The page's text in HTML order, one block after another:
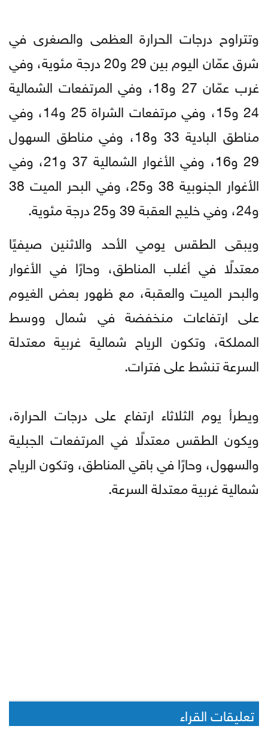
وتتراوح درجات الحرارة العظمى والصغرى في
شرق عمّان اليوم بين 29 و20 درجة مئوية، وفي
غرب عمّان 27 و18، وفي المرتفعات الشمالية
24 و15، وفي مرتفعات الشراة 25 و14، وفي
مناطق البادية 33 و18، وفي مناطق السهول
29 و16، وفي الأغوار الشمالية 37 و21، وفي
الأغوار الجنوبية 38 و25، وفي البحر الميت 38
و24، وفي خليج العقبة 39 و25 درجة مئوية.
ويبقى الطقس يومي الأحد والاثنين صيفيًا
معتدلًا في أغلب المناطق، وحارًا في الأغوار
والبحر الميت والعقبة، مع ظهور بعض الغيوم
على ارتفاعات منخفضة في شمال ووسط
المملكة، وتكون الرياح شمالية غربية معتدلة
السرعة تنشط على فترات.
ويطرأ يوم الثلاثاء ارتفاع على درجات الحرارة،
ويكون الطقس معتدلًا في المرتفعات الجبلية
والسهول، وحارًا في باقي المناطق، وتكون الرياح
شمالية غربية معتدلة السرعة.
تعليقات القراء